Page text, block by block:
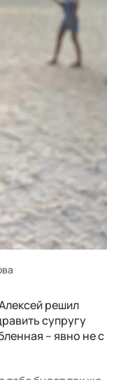
решил
супругу
– явно не с